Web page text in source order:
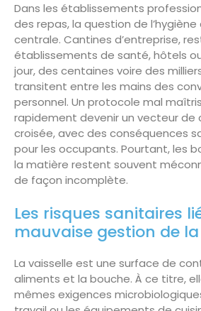
Dans les établissements
des repas, la question de
centrale. Cantines d’entreprise,
établissements de santé, hôtels
jour, des centaines voire des
transitent entre les mains des
personnel. Un protocole mal
rapidement devenir un vecteur de
croisée, avec des conséquences
pour les occupants. Pourtant, les
la matière restent souvent
de façon incomplète.
Les risques sanitaires
mauvaise gestion de
La vaisselle est une surface de
aliments et la bouche. À ce titre,
mêmes exigences